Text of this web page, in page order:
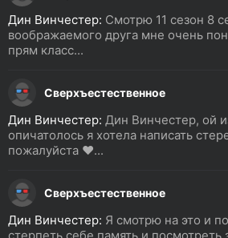
Дин Винчестер: Смотрю 11 сезон 8
воображаемого друга мне очень
прям класс...
Сверхъестественное
Дин Винчестер: Дин Винчестер, ой
опичатолось я хотела написать
пожалуйста ❤️...
Сверхъестественное
Дин Винчестер: Я смотрю на это и